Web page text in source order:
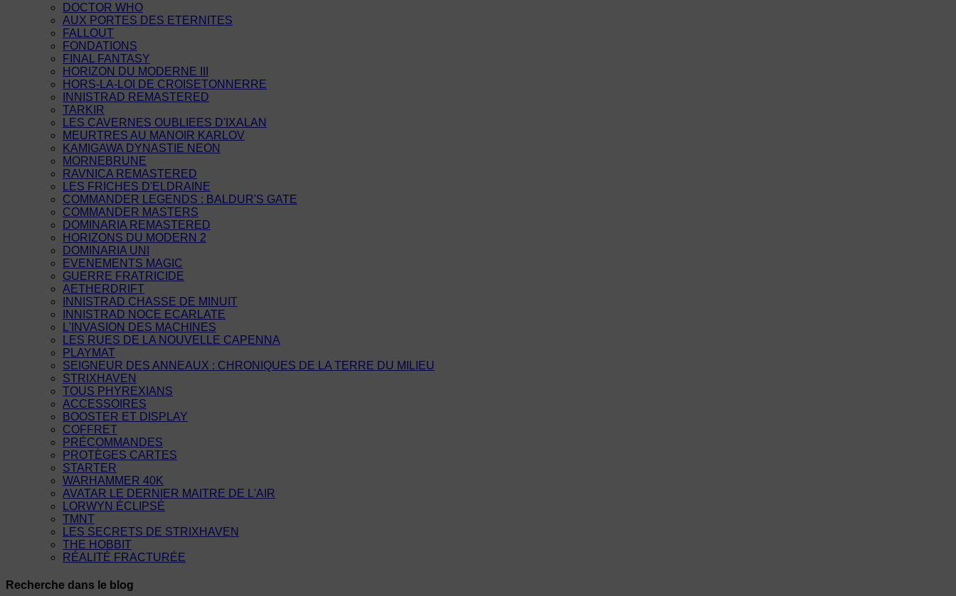
DOCTOR WHO
AUX PORTES DES ETERNITES
FALLOUT
FONDATIONS
FINAL FANTASY
HORIZON DU MODERNE III
HORS-LA-LOI DE CROISETONNERRE
INNISTRAD REMASTERED
TARKIR
LES CAVERNES OUBLIEES D'IXALAN
MEURTRES AU MANOIR KARLOV
KAMIGAWA DYNASTIE NEON
MORNEBRUNE
RAVNICA REMASTERED
LES FRICHES D'ELDRAINE
COMMANDER LEGENDS : BALDUR'S GATE
COMMANDER MASTERS
DOMINARIA REMASTERED
HORIZONS DU MODERN 2
DOMINARIA UNI
EVENEMENTS MAGIC
GUERRE FRATRICIDE
AETHERDRIFT
INNISTRAD CHASSE DE MINUIT
INNISTRAD NOCE ECARLATE
L'INVASION DES MACHINES
LES RUES DE LA NOUVELLE CAPENNA
PLAYMAT
SEIGNEUR DES ANNEAUX : CHRONIQUES DE LA TERRE DU MILIEU
STRIXHAVEN
TOUS PHYREXIANS
ACCESSOIRES
BOOSTER ET DISPLAY
COFFRET
PRÉCOMMANDES
PROTÈGES CARTES
STARTER
WARHAMMER 40K
AVATAR LE DERNIER MAITRE DE L'AIR
LORWYN ÉCLIPSÉ
TMNT
LES SECRETS DE STRIXHAVEN
THE HOBBIT
RÉALITÉ FRACTURÉE
Recherche dans le blog